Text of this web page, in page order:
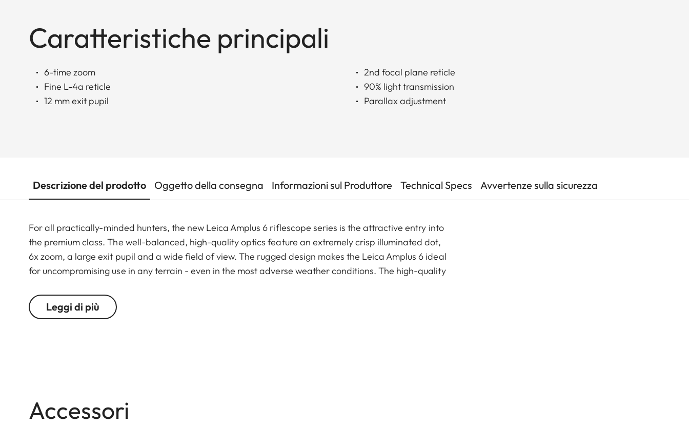
Caratteristiche principali
6-time zoom
Fine L-4a reticle
12 mm exit pupil
2nd focal plane reticle
90% light transmission
Parallax adjustment
Descrizione del prodotto Oggetto della consegna Informazioni sul Produttore Technical Specs Avvertenze sulla sicurezza
For all practically-minded hunters, the new Leica Amplus 6 riflescope series is the attractive entry into
the premium class. The well-balanced, high-quality optics feature an extremely crisp illuminated dot,
6x zoom, a large exit pupil and a wide field of view. The rugged design makes the Leica Amplus 6 ideal
for uncompromising use in any terrain - even in the most adverse weather conditions. The high-quality
Leggi di più
Accessori